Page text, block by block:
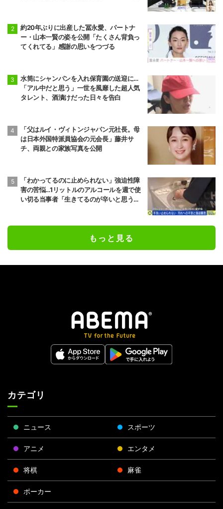
約20年ぶりに出産した冨永愛、パートナ
ー・山本一賢の姿を公開「たくさん背負っ
てくれてる」感謝の思いをつづる
水筒にシャンパンを入れ保育園の送迎に…
「アル中だと思う」一世を風靡した超人気
タレント、酒漬けだった日々を告白
「父はルイ・ヴィトンジャパン元社長。母
は日本外国特派員協会の元会長」藤井サ
チ、両親との家族写真を公開
「わかってるのに止められない」強迫性障
害の苦悩…1リットルのアルコールを週で使
い切る当事者「生きてるのが辛いと思うこ
もっと見る
カテゴリ
ニュース スポーツ
アニメ エンタメ
将棋 麻雀
ポーカー